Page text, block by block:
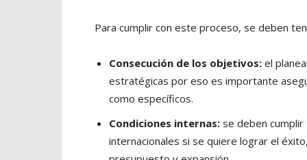
Para cumplir con este proceso, se deben
Consecución de los objetivos: el
estratégicas por eso es importante
como específicos.
Condiciones internas: se deben
internacionales si se quiere lograr el